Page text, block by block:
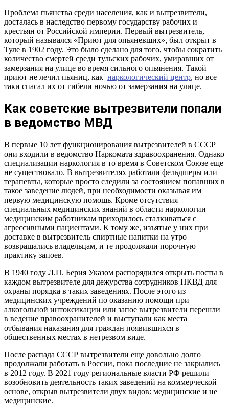
Проблема пьянства среди населения, как и вытрезвители,
досталась в наследство первому государству рабочих и
крестьян от Российской империи. Первый вытрезвитель,
который назывался «Приют для опьяневших», был открыт в
Туле в 1902 году. Это было сделано для того, чтобы сократить
количество смертей среди тульских рабочих, умиравших от
замерзания на улице во время сильного опьянения. Такой
приют не лечил пьяниц, как наркологический центр, но все
таки спасал их от гибели ночью от замерзания на улице.
Как советские вытрезвители попали
в ведомство МВД
В первые 10 лет функционирования вытрезвителей в СССР
они входили в ведомство Наркомата здравоохранения. Однако
специализации наркология в то время в Советском Союзе еще
не существовало. В вытрезвителях работали фельдшеры или
терапевты, которые просто следили за состоянием попавших в
такое заведение людей, при необходимости оказывая им
первую медицинскую помощь. Кроме отсутствия
специальных медицинских знаний в области наркологии
медицинским работникам приходилось сталкиваться с
агрессивными пациентами. К тому же, изъятые у них при
доставке в вытрезвитель спиртные напитки на утро
возвращались владельцам, и те продолжали порочную
практику запоев.
В 1940 году Л.П. Берия Указом распорядился открыть посты в
каждом вытрезвителе для дежурства сотрудников НКВД для
охраны порядка в таких заведениях. После этого из
медицинских учреждений по оказанию помощи при
алкогольной интоксикации или запое вытрезвители перешли
в ведение правоохранителей и выступали как места
отбывания наказания для граждан появившихся в
общественных местах в нетрезвом виде.
После распада СССР вытрезвители еще довольно долго
продолжали работать в России, пока последние не закрылись
в 2012 году. В 2021 году региональные власти РФ решили
возобновить деятельность таких заведений на коммерческой
основе, открыв вытрезвители двух видов: медицинские и не
медицинские.